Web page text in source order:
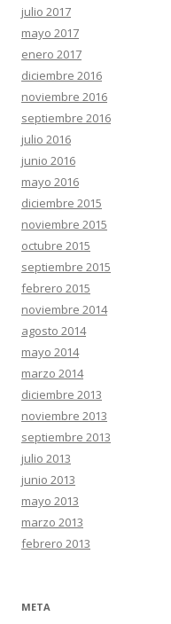
julio 2017
mayo 2017
enero 2017
diciembre 2016
noviembre 2016
septiembre 2016
julio 2016
junio 2016
mayo 2016
diciembre 2015
noviembre 2015
octubre 2015
septiembre 2015
febrero 2015
noviembre 2014
agosto 2014
mayo 2014
marzo 2014
diciembre 2013
noviembre 2013
septiembre 2013
julio 2013
junio 2013
mayo 2013
marzo 2013
febrero 2013
META